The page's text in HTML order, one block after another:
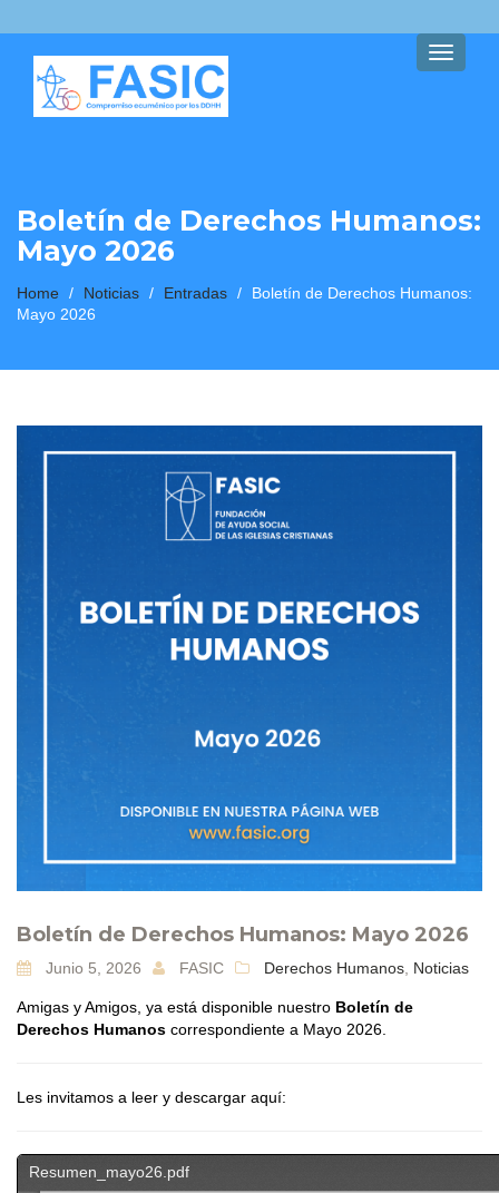
Toggle
Boletín de Derechos Humanos:
Mayo 2026
Home / Noticias / Entradas /
Boletín de Derechos Humanos:
Mayo 2026
Boletín de Derechos Humanos: Mayo 2026
Junio 5, 2026 FASIC Derechos Humanos Noticias
Amigas y Amigos, ya está disponible nuestro Boletín de
Derechos Humanos correspondiente a Mayo 2026.
Les invitamos a leer y descargar aquí: